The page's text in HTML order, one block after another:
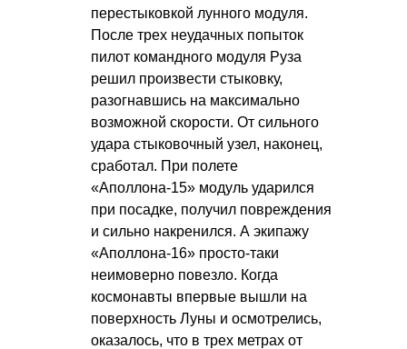
перестыковкой лунного модуля.
После трех неудачных попыток
пилот командного модуля Руза
решил произвести стыковку,
разогнавшись на максимально
возможной скорости. От сильного
удара стыковочный узел, наконец,
сработал. При полете
«Аполлона-15» модуль ударился
при посадке, получил повреждения
и сильно накренился. А экипажу
«Аполлона-16» просто-таки
неимоверно повезло. Когда
космонавты впервые вышли на
поверхность Луны и осмотрелись,
оказалось, что в трех метрах от